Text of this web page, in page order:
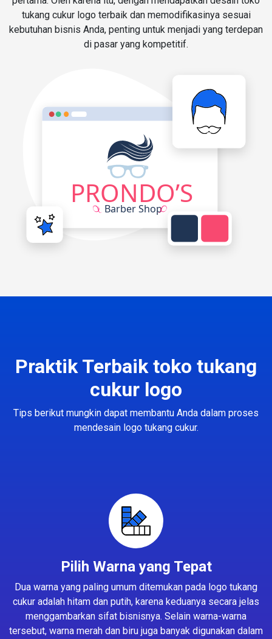
tukang cukur logo terbaik dan memodifikasinya sesuai
kebutuhan bisnis Anda, penting untuk menjadi yang terdepan
di pasar yang kompetitif.
Praktik Terbaik toko tukang
cukur logo
Tips berikut mungkin dapat membantu Anda dalam proses
mendesain logo tukang cukur.
Pilih Warna yang Tepat
Dua warna yang paling umum ditemukan pada logo tukang
cukur adalah hitam dan putih, karena keduanya secara jelas
menggambarkan sifat bisnisnya. Selain warna-warna
tersebut, warna merah dan biru juga banyak digunakan dalam